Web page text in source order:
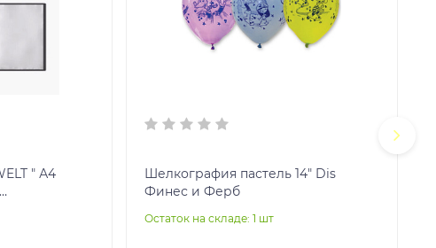
Шелкография пастель 14" Dis
Финес и Ферб
Остаток на складе: 1 шт